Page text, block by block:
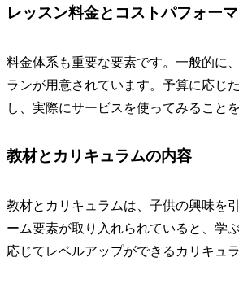
レッスン料金とコストパフォー
料金体系も重要な要素です。一般的に
ランが用意されています。予算に応じ
し、実際にサービスを使ってみること
教材とカリキュラムの内容
教材とカリキュラムは、子供の興味を
ーム要素が取り入れられていると、学
応じてレベルアップができるカリキュ